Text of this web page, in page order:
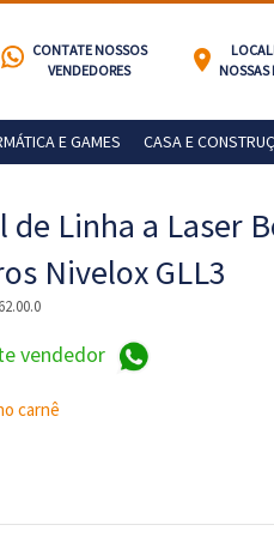
CONTATE NOSSOS
VENDEDORES
location_on
E GAMES CASA E
de Linha a Laser
Nivelox GLL3
vendedor
carnê